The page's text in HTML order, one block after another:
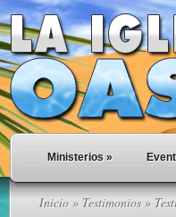
Ministerios »
Inicio » Testimonios»